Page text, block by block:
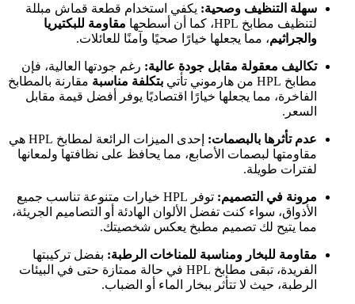
سهلة التنظيف وصحية: يكفي استخدام قطعة قماش مبللة
لتنظيف مطابخ HPL، كما أن أسطحها
مقاومة للبكتيريا
والجراثيم، مما يجعلها خيارًا صحيًا وآمنًا للعائلات.
تكاليف معقولة مقابل جودة عالية: رغم جودتها العالية، فإن
مطابخ HPL من هارموني تأتي
بتكلفة مناسبة مقارنة بالمطابخ
الفاخرة، مما يجعلها خيارًا اقتصاديًا يوفر أفضل قيمة مقابل
السعر.
عدم تأثرها بالبصمات:
إحدى الميزات الرائعة لمطابخ HPL هي
مقاومتها لبصمات الأصابع، مما يحافظ على نظافتها ولمعانها
لفترات طويلة.
مرونة في التصميم:
توفر HPL خيارات متنوعة تناسب جميع
الأذواق، سواء كنت تفضل الألوان الهادئة أو التصاميم الجريئة،
مما يتيح لك تصميم مطبخ يعكس شخصيتك.
مقاومة للبخار ومناسبة للمناخات الرطبة: بفضل تركيبتها
الفريدة، تبقى مطابخ HPL في حالة ممتازة حتى في البيئات
الرطبة، حيث لا تتأثر ببخار الماء أو الضباب.